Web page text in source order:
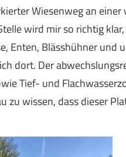
Wiesenweg an
wird mir so richtig
Enten, Blässhühner und
dort. Der
Tief- und
zu wissen, dass dieser